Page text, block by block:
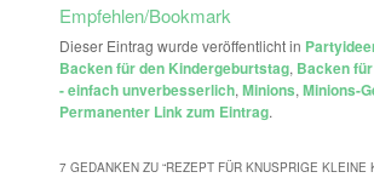
Empfehlen/Bookmark
Dieser Eintrag wurde veröffentlicht in
Backen für den Kindergeburtstag, Backen
- einfach unverbesserlich, Minions, Minions-
Permanenter Link zum Eintrag.
7 GEDANKEN ZU “REZEPT FÜR KNUSPRIGE KLEINE